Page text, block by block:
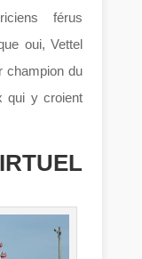
férus
oui, Vettel
champion du
qui y croient